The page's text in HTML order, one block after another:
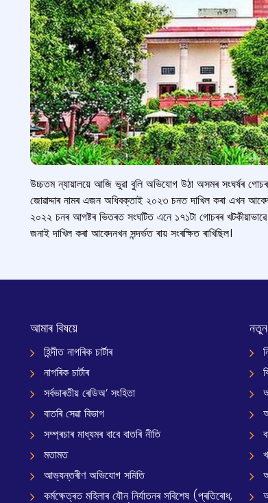
উচ্চতম ন্যায়ালয়ে আজি ভুৱা বুলি অভিযোগ উঠা অসমৰ সংঘৰ্ষৰ
জোৱাদ্দাৰ নামৰ এজন অধিবক্তাই ২০২৩ চনত দাখিল কৰা এখন
২০২২ চনৰ আগষ্টৰ ভিতৰত সংঘটিত এনে ১৭১টা গোচৰৰ
জনাই দাখিল কৰা আবেদনখন সন্দৰ্ভত ৰায় সংৰক্ষিত ৰাখিছিল।
আমাৰ বিষয়ে
হিন্দীত নাগৰিক চাৰ্টাৰ
নাগৰিক চাৰ্টাৰ
সৰ্বভাৰতীয় ৰেডিঅ’ সংহিতা
বাতৰি সেৱা বিভাগ
সম্প্ৰচাৰ মাধ্যমৰ বাবে বাতৰি নীতি
মতামত
আভ্যন্তৰীণ অভিযোগ সমিতি
কৰ্মক্ষেত্ৰত মহিলাৰ যৌন নিৰ্যাতনৰ সবিশেষ (প্ৰতিৰোধ,